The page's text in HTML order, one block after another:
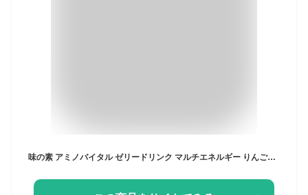
味の素 アミノバイタル ゼリードリンク マルチエネルギー りんご味 180g x1個(アミノ酸 ビタミン カルシウム)